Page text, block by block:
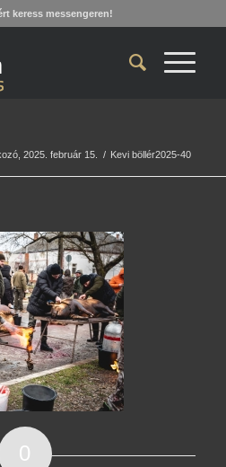
keress messengeren!
2025. február 15.
/ Kevi böllér2025-40
0